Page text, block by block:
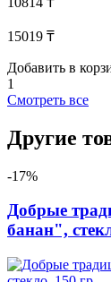
15019 ₸
Добавить в
1
Смотреть все
Другие
-17%
Добрые
банан",